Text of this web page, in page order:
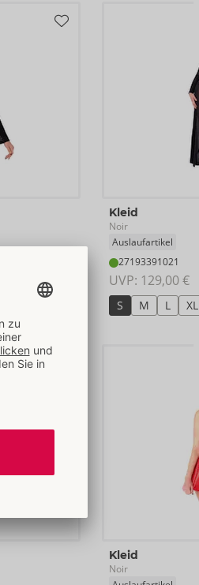
Kleid
Noir
Auslaufartikel
27193391021
UVP: 129,00 €
S M L XL
Kleid
Noir